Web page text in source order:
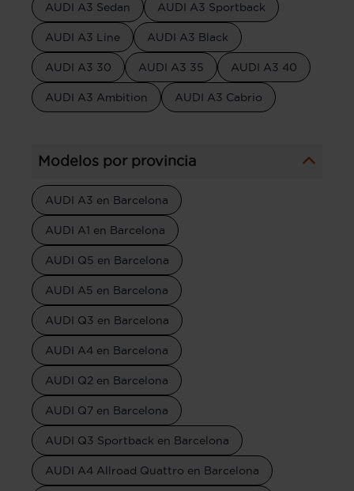
AUDI A3 Sedan AUDI A3 Sportback
AUDI A3 Line AUDI A3 Black
AUDI A3 30 AUDI A3 35 AUDI A3 40
AUDI A3 Ambition AUDI A3 Cabrio
Modelos por provincia
AUDI A3 en Barcelona
AUDI A1 en Barcelona
AUDI Q5 en Barcelona
AUDI A5 en Barcelona
AUDI Q3 en Barcelona
AUDI A4 en Barcelona
AUDI Q2 en Barcelona
AUDI Q7 en Barcelona
AUDI Q3 Sportback en Barcelona
AUDI A4 Allroad Quattro en Barcelona